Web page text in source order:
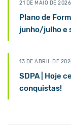
21 DE MAIO DE 2026
Plano de
junho/julho e
13 DE ABRIL DE
SDPA | Hoje
conquistas!